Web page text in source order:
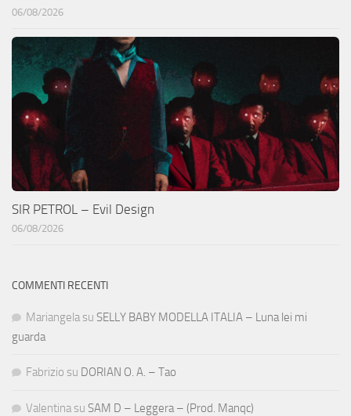
06/08/2026
SIR PETROL – Evil Design
06/08/2026
COMMENTI RECENTI
Mariangela su SELLY BABY MODELLA ITALIA – Luna lei mi
guarda
Fabrizio su DORIAN O. A. – Tao
Valentina su SAM D – Leggera – (Prod. Manqc)